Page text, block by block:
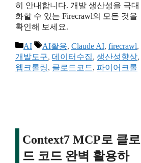
히 안내합니다. 개발 생산성을 극대
화할 수 있는 Firecrawl의 모든 것을
확인해 보세요.
카
테
고
AI
태
그
AI활용, Claude AI, firecrawl,
개발도구, 데이터수집, 생산성향상,
웹크롤링, 클로드코드, 파이어크롤
Context7 MCP로 클로
드 코드 완벽 활용하